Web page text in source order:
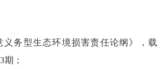
义务型生态环境损害责任论纲》，载
期；